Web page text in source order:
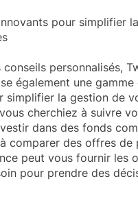
pour simplifier
conseils personnalisés,
également une gamme
simplifier la gestion de
cherchiez à suivre
dans des fonds
comparer des offres de
peut vous fournir les
pour prendre des